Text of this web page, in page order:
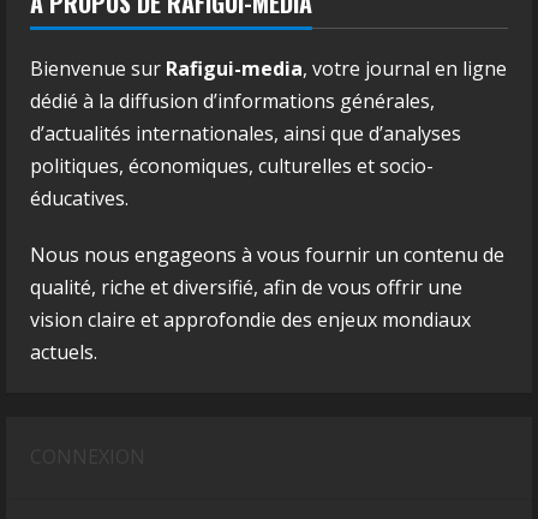
Bienvenue sur Rafigui-media, votre journal en ligne
dédié à la diffusion d’informations générales,
d’actualités internationales, ainsi que d’analyses
politiques, économiques, culturelles et socio-
éducatives.
Nous nous engageons à vous fournir un contenu de
qualité, riche et diversifié, afin de vous offrir une
vision claire et approfondie des enjeux mondiaux
actuels.